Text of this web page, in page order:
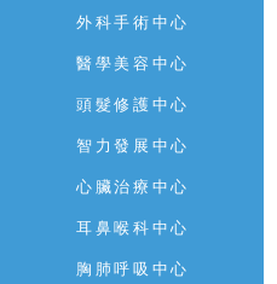
外科手術中心
醫學美容中心
頭髮修護中心
智力發展中心
心臟治療中心
耳鼻喉科中心
胸肺呼吸中心